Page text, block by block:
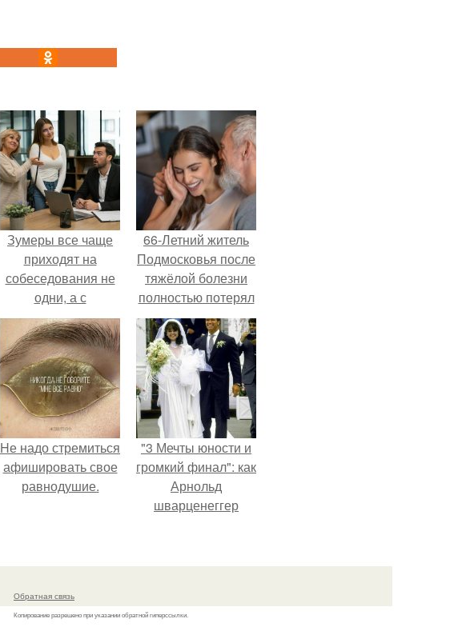
Зумеры все чаще
приходят на
собеседования не
одни, а с
родителями,
жалуются эйчары.
66-Летний житель
Подмосковья после
тяжёлой болезни
полностью потерял
потенцию, но
решил
восстановить
интимную жизнь с
молодой супругой,
пишут СМИ.
Hе надо стремиться
афишировать свое
равнодушие.
"3 Мечты юности и
громкий финал": как
Арнольд
шварценеггер
Кеннеди.
Обратная связь
Копирование разрешено при указании обратной гиперссылки.